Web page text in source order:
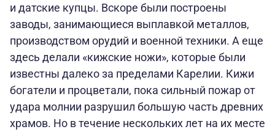
и датские купцы. Вскоре были построены
заводы, занимающиеся выплавкой металлов,
производством орудий и военной техники. А еще
здесь делали «кижские ножи», которые были
известны далеко за пределами Карелии. Кижи
богатели и процветали, пока сильный пожар от
удара молнии разрушил большую часть древних
храмов. Но в течение нескольких лет на их месте